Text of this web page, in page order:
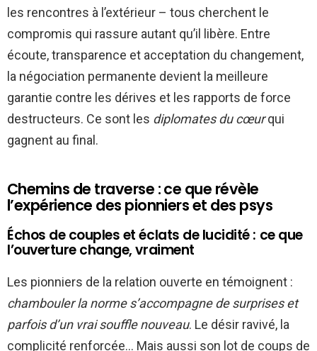
les rencontres à l’extérieur – tous cherchent le
compromis qui rassure autant qu’il libère. Entre
écoute, transparence et acceptation du changement,
la négociation permanente devient la meilleure
garantie contre les dérives et les rapports de force
destructeurs. Ce sont les diplomates du cœurqui
gagnent au final.
Chemins de traverse : ce que révèle
l’expérience des pionniers et des psys
Échos de couples et éclats de lucidité : ce que
l’ouverture change, vraiment
Les pionniers de la relation ouverte en témoignent :
chambouler la norme s’accompagne de surprises et
parfois d’un vrai souffle nouveau. Le désir ravivé, la
complicité renforcée… Mais aussi son lot de coups de